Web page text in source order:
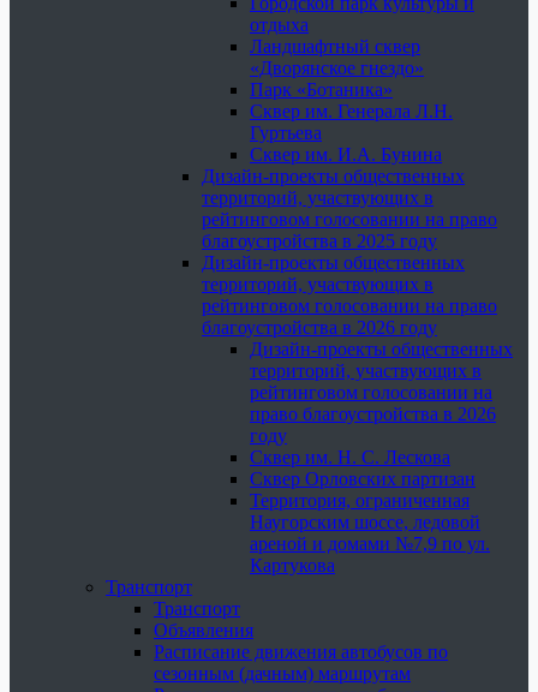
отдыха
Ландшафтный сквер
«Дворянское гнездо»
Парк «Ботаника»
Сквер им. Генерала Л.Н.
Гуртьева
Сквер им. И.А. Бунина
Дизайн-проекты общественных
территорий, участвующих в
рейтинговом голосовании на право
благоустройства в 2025 году
Дизайн-проекты общественных
территорий, участвующих в
рейтинговом голосовании на право
благоустройства в 2026 году
Дизайн-проекты общественных
территорий, участвующих в
рейтинговом голосовании на
право благоустройства в 2026
году
Сквер им. Н. С. Лескова
Сквер Орловских партизан
Территория, ограниченная
Наугорским шоссе, ледовой
ареной и домами №7,9 по ул.
Картукова
Транспорт
Транспорт
Объявления
Расписание движения автобусов по
сезонным (дачным) маршрутам